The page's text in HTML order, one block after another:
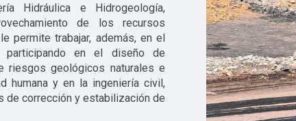
Hidráulica e Hidrogeología,
de los recursos
permite trabajar, además, en el
participando en el diseño de
riesgos geológicos naturales e
humana y en la ingeniería civil,
de corrección y estabilización de